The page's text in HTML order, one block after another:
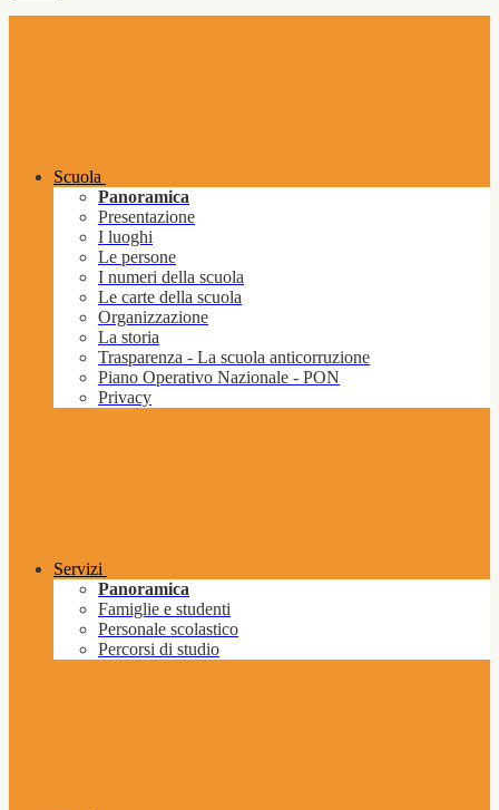
Scuola
Panoramica
Presentazione
I luoghi
Le persone
I numeri della scuola
Le carte della scuola
Organizzazione
La storia
Trasparenza - La scuola anticorruzione
Piano Operativo Nazionale - PON
Privacy
Servizi
Panoramica
Famiglie e studenti
Personale scolastico
Percorsi di studio